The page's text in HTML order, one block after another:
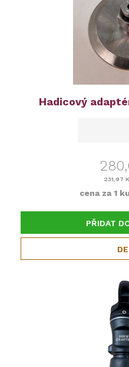
Hadicový
231,97
cena za 1
PŘIDAT